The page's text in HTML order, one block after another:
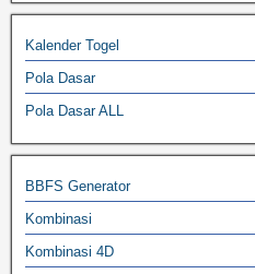
Kalender Togel
Pola Dasar
Pola Dasar ALL
BBFS Generator
Kombinasi
Kombinasi 4D